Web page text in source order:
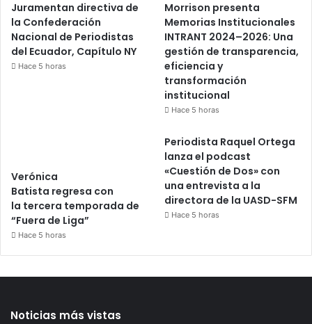
Juramentan directiva de
la Confederación
Nacional de Periodistas
del Ecuador, Capítulo NY
Hace 5 horas
Morrison presenta
Memorias Institucionales
INTRANT 2024–2026: Una
gestión de transparencia,
eficiencia y
transformación
institucional
Hace 5 horas
Verónica
Batista regresa con
la tercera temporada de
“Fuera de Liga”
Hace 5 horas
Periodista Raquel Ortega
lanza el podcast
«Cuestión de Dos» con
una entrevista a la
directora de la UASD-SFM
Hace 5 horas
Noticias más vistas